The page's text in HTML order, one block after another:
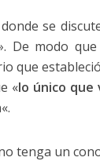
se
modo que
que
«lo único que
«.
tenga un